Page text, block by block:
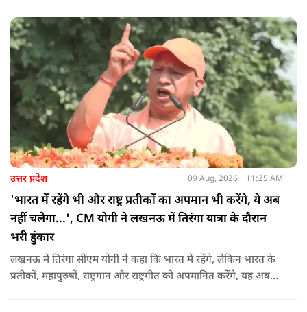
उत्तर प्रदेश 09 Aug, 2026 11:25 AM
'भारत में रहेंगे भी और राष्ट्र प्रतीकों का अपमान भी करेंगे, ये अब
नहीं चलेगा...', CM योगी ने लखनऊ में तिरंगा यात्रा के दौरान
भरी हुंकार
लखनऊ में तिरंगा सीएम योगी ने कहा कि भारत में रहेंगे, लेकिन भारत के
प्रतीकों, महापुरुषों, राष्ट्रगान और राष्ट्रगीत को अपमानित करेंगे, यह अब